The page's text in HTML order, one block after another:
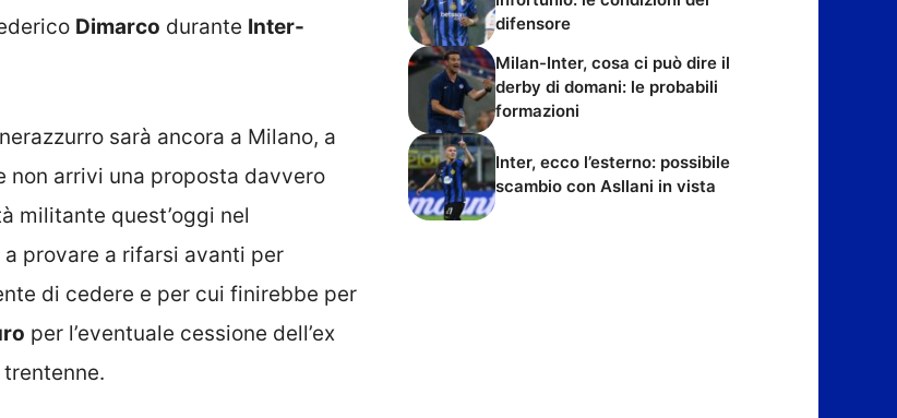
Dimarco durante Inter-
sarà ancora a Milano, a
non arrivi una proposta davvero
militante quest’oggi nel
a provare a rifarsi avanti per
di cedere e per cui finirebbe per
per l’eventuale cessione dell’ex
difensore
Milan-Inter, cosa ci può dire il
derby di domani: le probabili
formazioni
Inter, ecco l’esterno: possibile
scambio con Asllani in vista